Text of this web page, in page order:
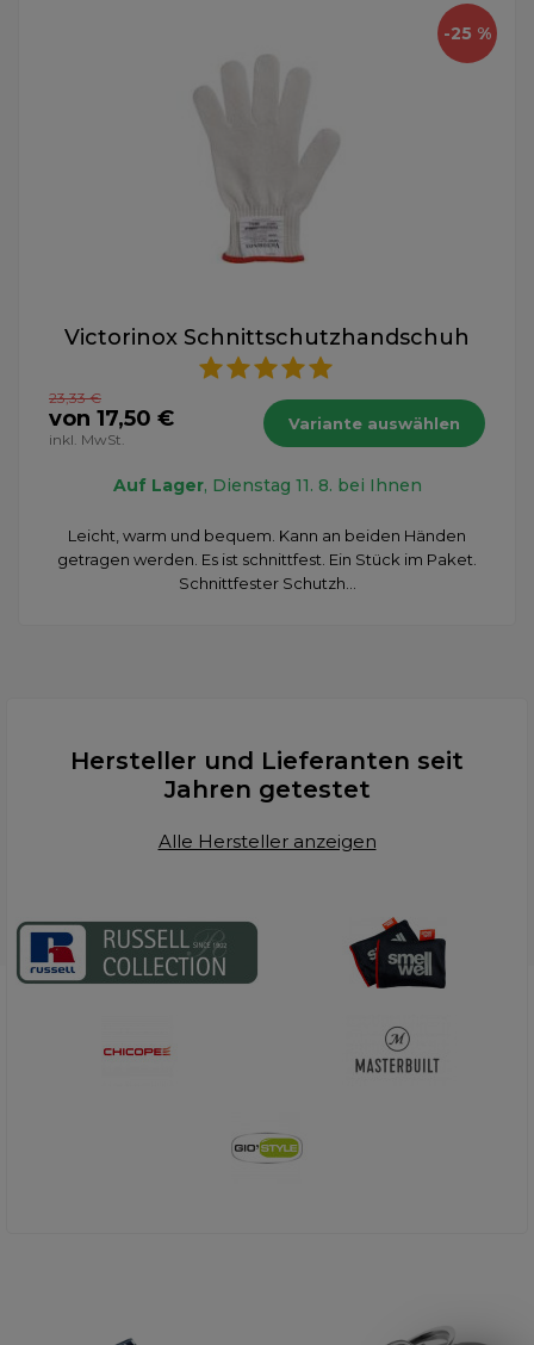
-25 %
Victorinox Schnittschutzhandschuh
23,33 €
von 17,50 €
inkl. MwSt.
Variante auswählen
Auf Lager, Dienstag 11. 8. bei Ihnen
Leicht, warm und bequem. Kann an beiden Händen
getragen werden. Es ist schnittfest. Ein Stück im Paket.
Schnittfester Schutzh...
Hersteller und Lieferanten seit
Jahren getestet
Alle Hersteller anzeigen